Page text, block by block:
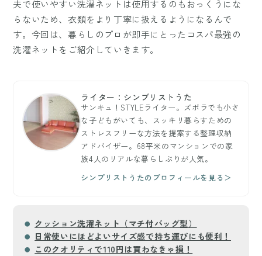
夫で使いやすい洗濯ネットは使用するのもおっくうにな
らないため、衣類をより丁寧に扱えるようになるんで
す。今回は、暮らしのプロが即手にとったコスパ最強の
洗濯ネットをご紹介していきます。
ライター：シンプリストうた
サンキュ！STYLEライター。ズボラでも小さ
な子どもがいても、スッキリ暮らすための
ストレスフリーな方法を提案する整理収納
アドバイザー。68平米のマンションでの家
族4人のリアルな暮らしぶりが人気。
シンプリストうたのプロフィールを見る＞
クッション洗濯ネット（マチ付バッグ型）
日常使いにほどよいサイズ感で持ち運びにも便利！
このクオリティで110円は買わなきゃ損！